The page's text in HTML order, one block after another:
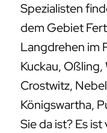
Spezialisten
dem Gebiet
Langdrehen im
Kuckau,
Crostwitz,
Königswartha,
Sie da ist? Es